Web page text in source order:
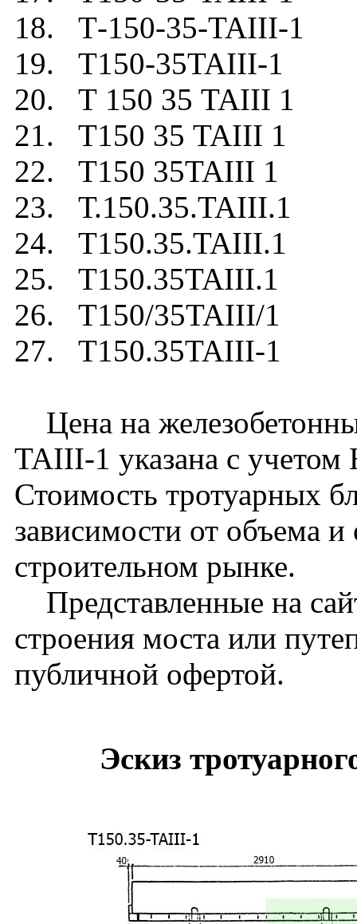
18. Т-150-35-TAIII-1
19. Т150-35TAIII-1
20. Т 150 35 TAIII 1
21. Т150 35 TAIII 1
22. Т150 35TAIII 1
23. Т.150.35.TAIII.1
24. Т150.35.TAIII.1
25. Т150.35TAIII.1
26. Т150/35TAIII/1
27. Т150.35TAIII-1
Цена на
TAIII-1 указана с учетом
Стоимость тротуарных
зависимости от объема
строительном рынке.
Представленные на
строения моста или
публичной офертой.
Эскиз